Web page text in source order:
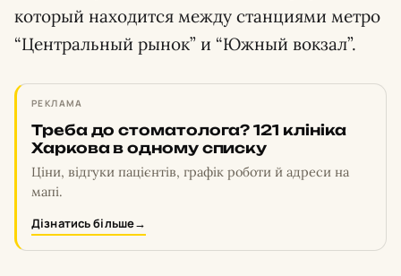
который находится между станциями метро
“Центральный рынок” и “Южный вокзал”.
РЕКЛАМА
Треба до стоматолога? 121 клініка
Харкова в одному списку
Ціни, відгуки пацієнтів, графік роботи й адреси на
мапі.
Дізнатись більше→